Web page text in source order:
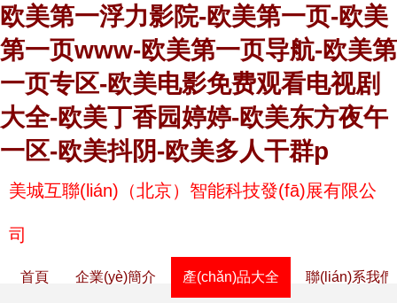
欧美第一浮力影院-欧美第一页-欧美
第一页www-欧美第一页导航-欧美第
一页专区-欧美电影免费观看电视剧
大全-欧美丁香园婷婷-欧美东方夜午
一区-欧美抖阴-欧美多人干群p
美城互聯(lián)（北京）智能科技發(fā)展有限公
司
首頁 企業(yè)簡介 產(chǎn)品大全 聯(lián)系我們